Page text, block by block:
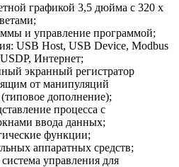
графикой 3,5 дюйма с 320 х
и управление программой;
USB Host, USB Device, Modbus
Интернет;
экранный регистратор
от манипуляций
дополнение);
процесса с
ввода данных;
функции;
аппаратных средств;
управления для